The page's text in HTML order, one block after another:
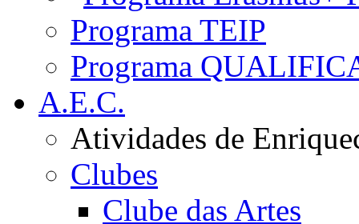
Programa TEIP
Programa
A.E.C.
Atividades de
Clubes
Clube das Artes